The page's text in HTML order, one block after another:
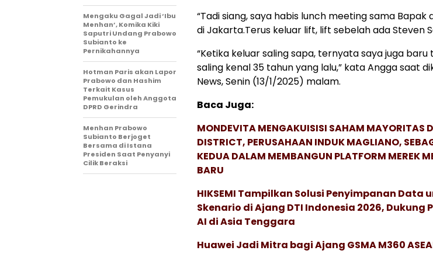
“Tadi siang, saya habis lunch meeting sama
di Jakarta.Terus keluar lift, lift sebelah ada Steven
“Ketika keluar saling sapa, ternyata saya juga baru
saling kenal 35 tahun yang lalu,” kata Angga saat
News, Senin (13/1/2025) malam.
Baca Juga:
MONDEVITA MENGAKUISISI SAHAM MAYORITAS
DISTRICT, PERUSAHAAN INDUK MAGLIANO,
KEDUA DALAM MEMBANGUN PLATFORM MEREK
BARU
HIKSEMI Tampilkan Solusi Penyimpanan Data
Skenario di Ajang DTI Indonesia 2026, Dukung
AI di Asia Tenggara
Huawei Jadi Mitra bagi Ajang GSMA M360
Mengaku Gagal Jadi ‘Ibu
Menhan’, Komika Kiki
Saputri Undang Prabowo
Subianto ke
Pernikahannya
Hotman Paris akan Lapor
Prabowo dan Hashim
Terkait Kasus
Pemukulan oleh Anggota
DPRD Gerindra
Menhan Prabowo
Subianto Berjoget
Bersama di Istana
Presiden Saat Penyanyi
Cilik Beraksi